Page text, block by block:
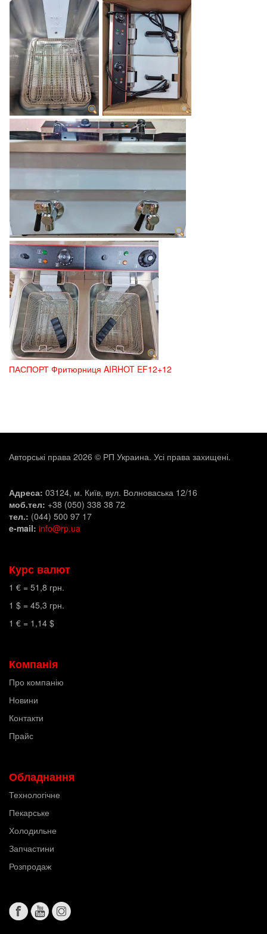
ПАСПОРТ Фритюрниця AIRHOT EF12+12
Авторські права 2026 © РП Украина. Усі права захищені.
Адреса: 03124, м. Київ, вул. Волноваська 12/16
моб.тел: +38 (050) 338 38 72
тел.: (044) 500 97 17
e-mail: info@rp.ua
Курс валют
1 € = 51,8 грн.
1 $ = 45,3 грн.
1 € = 1,14 $
Компанія
Про компанію
Новини
Контакти
Прайс
Обладнання
Технологічне
Пекарське
Холодильне
Запчастини
Розпродаж